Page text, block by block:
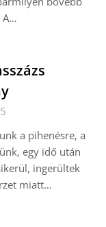
A…
a pihenésre, a
egy idő után
ingerültek
miatt…